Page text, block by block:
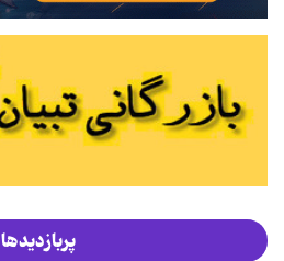
پربازدیدها